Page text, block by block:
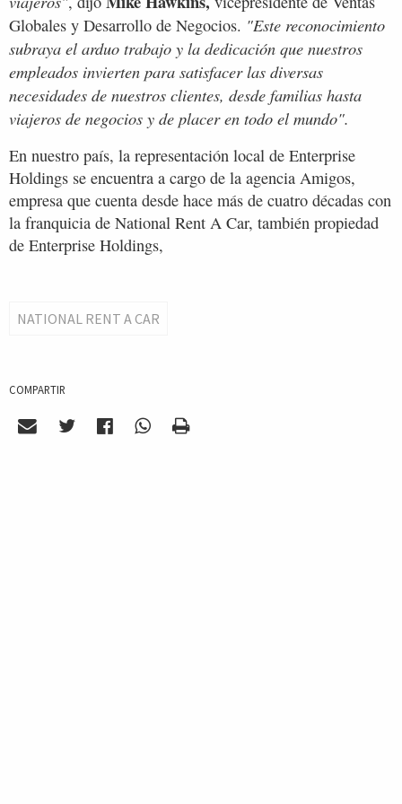
Globales y Desarrollo de Negocios. "Este reconocimiento
subraya el arduo trabajo y la dedicación que nuestros
empleados invierten para satisfacer las diversas
necesidades de nuestros clientes, desde familias hasta
viajeros de negocios y de placer en todo el mundo".
En nuestro país, la representación local de Enterprise
Holdings se encuentra a cargo de la agencia Amigos,
empresa que cuenta desde hace más de cuatro décadas con
la franquicia de National Rent A Car, también propiedad
de Enterprise Holdings,
NATIONAL RENT A CAR
COMPARTIR